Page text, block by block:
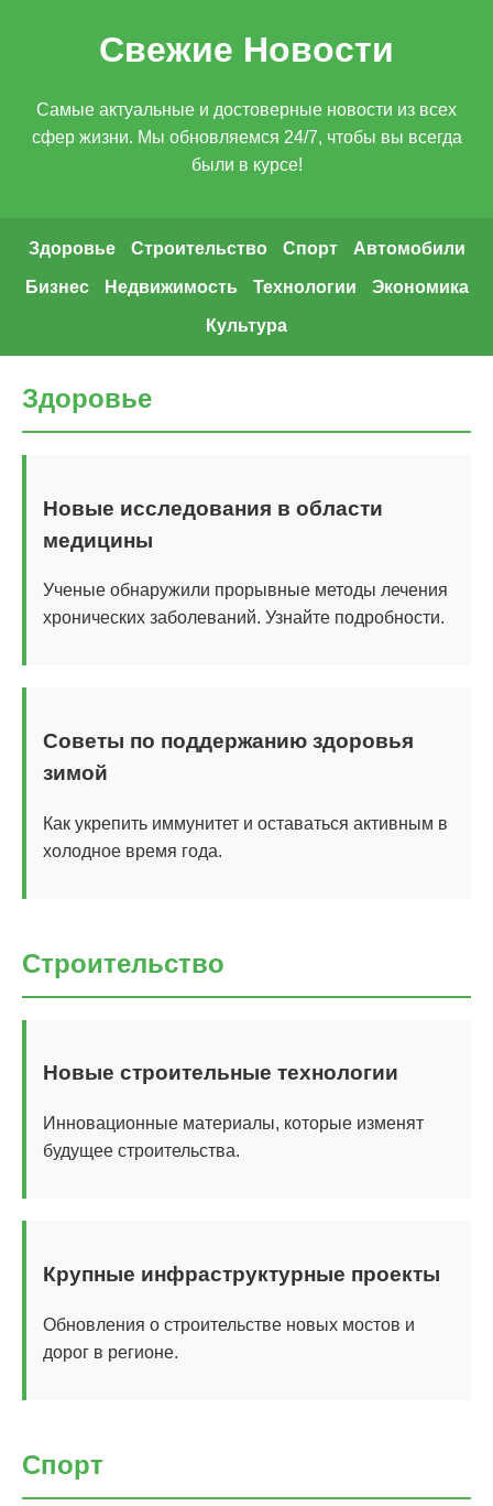
Свежие Новости
Самые актуальные и достоверные новости из всех
сфер жизни. Мы обновляемся 24/7, чтобы вы всегда
были в курсе!
Здоровье Строительство Спорт Автомобили
Бизнес Недвижимость Технологии Экономика
Культура
Здоровье
Новые исследования в области
медицины
Ученые обнаружили прорывные методы лечения
хронических заболеваний. Узнайте подробности.
Советы по поддержанию здоровья
зимой
Как укрепить иммунитет и оставаться активным в
холодное время года.
Строительство
Новые строительные технологии
Инновационные материалы, которые изменят
будущее строительства.
Крупные инфраструктурные проекты
Обновления о строительстве новых мостов и
дорог в регионе.
Спорт